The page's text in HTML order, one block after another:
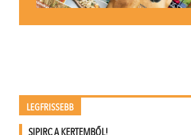
LEGFRISSEBB